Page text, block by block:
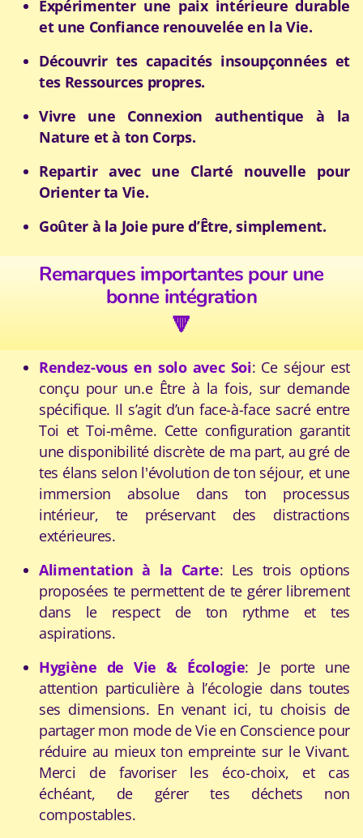
Expérimenter une paix intérieure durable
et une Confiance renouvelée en la Vie.
Découvrir tes capacités insoupçonnées et
tes Ressources propres.
Vivre une Connexion authentique à la
Nature et à ton Corps.
Repartir avec une Clarté nouvelle pour
Orienter ta Vie.
Goûter à la Joie pure d’Être, simplement.
Remarques importantes pour une
bonne intégration
🔻
Rendez-vous en solo avec Soi: Ce séjour est
conçu pour un.e Être à la fois, sur demande
spécifique. Il s’agit d’un face-à-face sacré entre
Toi et Toi-même. Cette configuration garantit
une disponibilité discrète de ma part, au gré de
tes élans selon l'évolution de ton séjour, et une
immersion absolue dans ton processus
intérieur, te préservant des distractions
extérieures.
Alimentation à la Carte: Les trois options
proposées te permettent de te gérer librement
dans le respect de ton rythme et tes
aspirations.
Hygiène de Vie & Écologie: Je porte une
attention particulière à l’écologie dans toutes
ses dimensions. En venant ici, tu choisis de
partager mon mode de Vie en Conscience pour
réduire au mieux ton empreinte sur le Vivant.
Merci de favoriser les éco-choix, et cas
échéant, de gérer tes déchets non
compostables.